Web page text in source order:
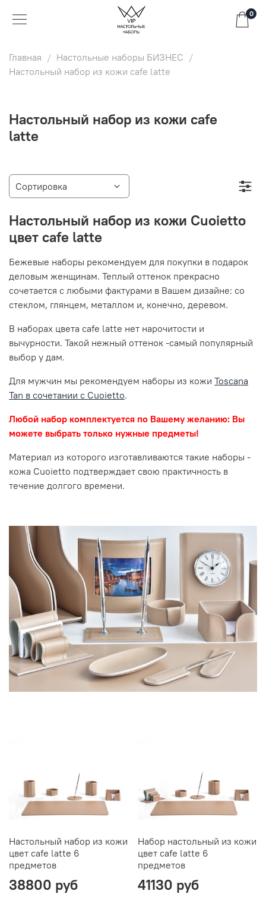
0
Главная
Настольные наборы БИЗНЕС
Настольный набор из кожи cafe latte
Настольный набор из кожи cafe
latte
Настольный набор из кожи Cuoietto
цвет cafe latte
Бежевые наборы рекомендуем для покупки в подарок
деловым женщинам. Теплый оттенок прекрасно
сочетается с любыми фактурами в Вашем дизайне: со
стеклом, глянцем, металлом и, конечно, деревом.
В наборах цвета cafe latte нет нарочитости и
вычурности. Такой нежный оттенок -самый популярный
выбор у дам.
Для мужчин мы рекомендуем наборы из кожи Toscana
Tan в сочетании с Сuoietto.
Любой набор комплектуется по Вашему желанию: Вы
можете выбрать только нужные предметы!
Материал из которого изготавливаются такие наборы -
кожа Cuoietto подтверждает свою практичность в
течение долгого времени.
Настольный набор из кожи
цвет cafe latte 6
предметов
38800 руб
Набор настольный из кожи
цвет cafe latte 6
предметов
41130 руб